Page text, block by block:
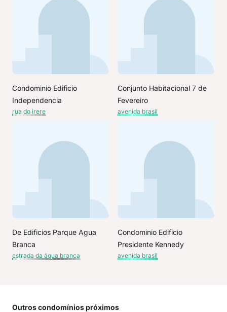
Condominio Edificio
Independencia
rua do irere
Conjunto Habitacional 7 de
Fevereiro
avenida brasil
De Edificios Parque Agua
Branca
estrada da água branca
Condominio Edificio
Presidente Kennedy
avenida brasil
Outros condomínios próximos